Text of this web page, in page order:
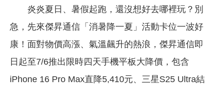
炎炎夏日、暑假起跑，還沒想好去哪裡玩？別
急，先來傑昇通信「消暑降一夏」活動卡位一波好
康！面對物價高漲、氣溫飆升的熱浪，傑昇通信即
日起至7/6推出限時四天手機平板大降價，包含
iPhone 16 Pro Max直降5,410元、三星S25 Ultra結